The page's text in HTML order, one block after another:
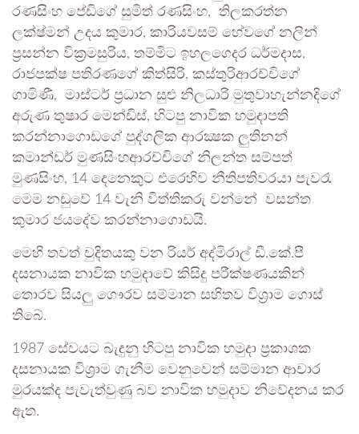
රණසිංහ පේඩිගේ සුමිත් රණසිංහ, තිලකරත්න
ලක්ෂ්මන් උදය කුමාර, කාරියවසම් හේවගේ නලින්
ප්‍රසන්න වික්‍රමසුරිය, තම්මිට ඉහලගෙදර ධර්මදාස,
රාජපක්ෂ පතිරණගේ කිත්සිරි, කස්තුරිආරච්චිගේ
ගාමිණී, මාස්ටර් ප්‍රධාන සුළු නිලධාරි මුතුවාහැන්නදිගේ
අරුණ තුෂාර මෙන්ඩිස්, හිටපු නාවික හමුදාපති
කරන්නාගොඩගේ පුද්ගලික ආරක්‍ෂක ලුතිනන්
කමාන්ඩර් මුණසිංහආරච්චිගේ නිලන්ත සම්පත්
මුණසිංහ, 14 දෙනෙකුට එරෙහිව නීතිපතිවරයා පැවරෑ
මෙම නඩුවේ 14 වැනි විත්තිකරු වන්නේ වසන්ත
කුමාර ජයදේව කරන්නාගොඩයි.
මෙහි තවත් චුදිතයකු වන රියර් අද්මිරාල් ඩී.කේ.පී
දසනායක නාවික හමුදාවේ කිසිදු පරීක්ෂණයකින්
තොරව සියලු ගෞරව සම්මාන සහිතව විශ්‍රාම ගොස්
තිබේ.
1987 සේවයට බැඳුනු හිටපු නාවික හමුදා ප්‍රකාශක
දසනායක විශ්‍රාම ගැනීම වෙනුවෙන් සම්මාන ආචාර
මුරයක්ද පැවැත්වුණු බව නාවික හමුදාව නිවේදනය කර
ඇත.